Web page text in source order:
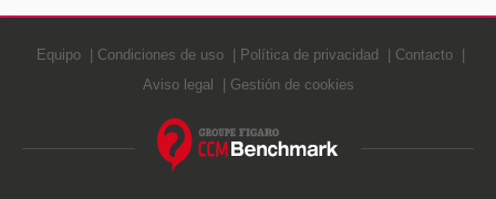
Equipo Condiciones de uso Política de privacidad
Contacto
Aviso legal
Gestión de cookies